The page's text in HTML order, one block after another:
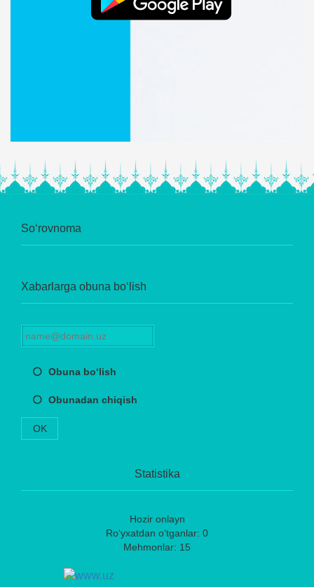
So‘rovnoma
Xabarlarga obuna bo‘lish
Obuna bo‘lish
Obunadan chiqish
OK
Statistika
Hozir onlayn
Ro‘yxatdan o‘tganlar: 0
Mehmonlar: 15